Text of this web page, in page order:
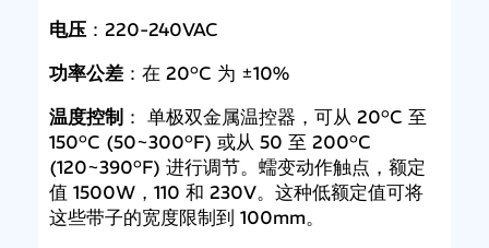
电压：220-240VAC
功率公差：在 20°C 为 ±10%
温度控制 ： 单极双金属温控器，可从 20°C 至
150°C (50~300°F) 或从 50 至 200°C
(120~390°F) 进行调节。蠕变动作触点，额定
值 1500W，110 和 230V。这种低额定值可将
这些带子的宽度限制到 100mm。